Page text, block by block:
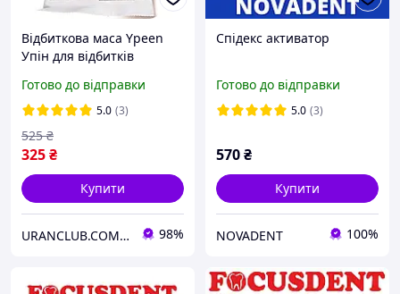
Відбиткова маса Ypeen
Упін для відбитків
Готово до відправки
5.0 (3)
325₴
525 ₴
Купити
URANCLUB.COM.UA 98%
Спідекс активатор
Готово до відправки
5.0 (3)
570₴
Купити
NOVADENT 100%